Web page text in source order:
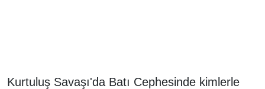
Kurtuluş Savaşı'da Batı Cephesinde kimlerle